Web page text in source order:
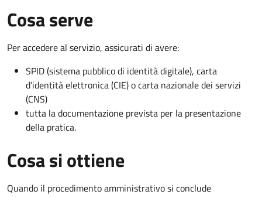
Cosa serve
Per accedere al servizio, assicurati di avere:
SPID (sistema pubblico di identità digitale), carta
d’identità elettronica (CIE) o carta nazionale dei servizi
(CNS)
tutta la documentazione prevista per la presentazione
della pratica.
Cosa si ottiene
Quando il procedimento amministrativo si conclude